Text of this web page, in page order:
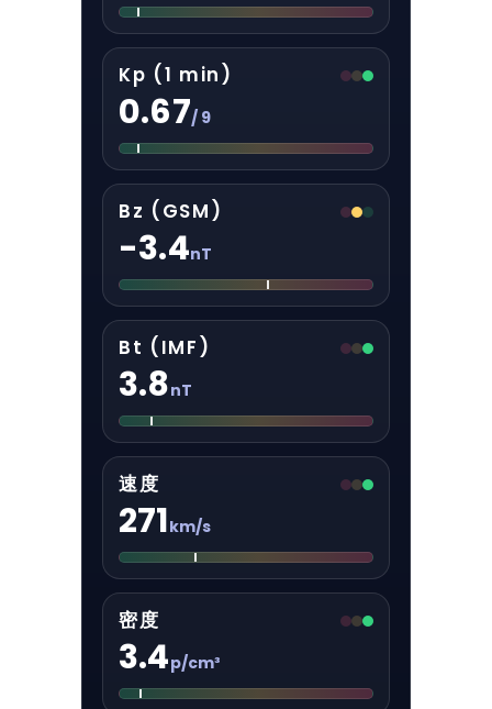
Kp (1 min)
0.67/ 9
Bz (GSM)
-3.4nT
Bt (IMF)
3.8nT
速度
271km/s
密度
3.4p/cm³